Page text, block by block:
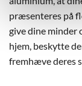
præsenteres på
give dine minder
hjem, beskytte
fremhæve deres